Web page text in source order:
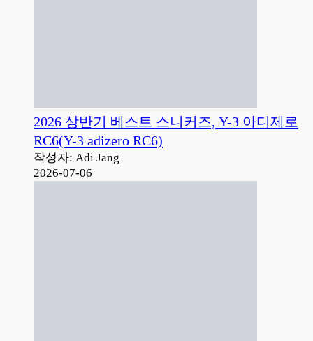
2026 상반기 베스트 스니커즈, Y-3 아디제로
RC6(Y-3 adizero RC6)
작성자: Adi Jang
2026-07-06